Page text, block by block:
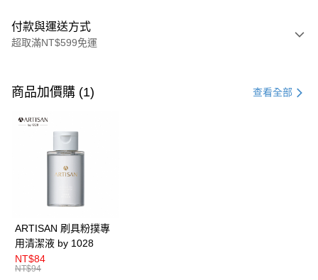
付款與運送方式
超取滿NT$599免運
信用卡一次付款
超商取貨付款
全盈+PAY
AFTEE先享後付
商品加價購 (1) 查看全部
ARTISAN 刷具粉撲專
用清潔液 by 1028
NT$84
NT$94